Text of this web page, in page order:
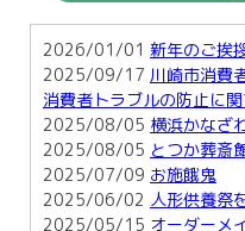
2026/01/01 新年のご挨
2025/09/17 川崎市消費
消費者トラブルの防止に
2025/08/05 横浜かなざ
2025/08/05 とつか葬斎
2025/07/09 お施餓鬼
2025/06/02 人形供養祭
2025/05/15 オーダーメ